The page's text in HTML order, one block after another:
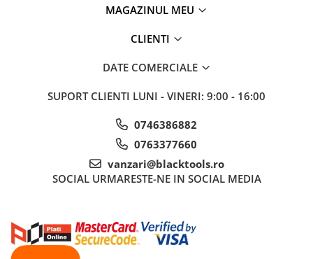
Scule pentru tinichigerie
Alte scule pneumatice
Chei cu clichet
MAGAZINUL MEU
CLIENTI
DATE COMERCIALE
SUPORT CLIENTI LUNI - VINERI: 9:00 - 16:00
0746386882
0763377660
vanzari@blacktools.ro
SOCIAL URMARESTE-NE IN SOCIAL MEDIA